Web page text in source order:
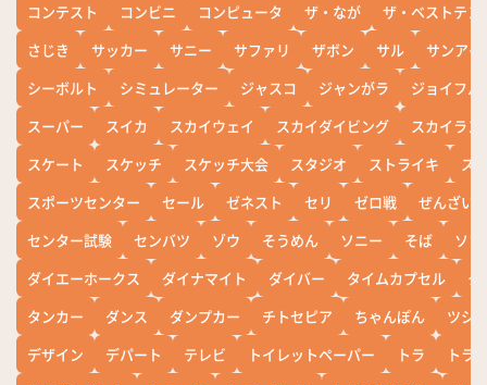
コンテスト
コンビニ コンピュータ ザ・なが
ザ・ベストテン
さじき
サッカー サニー サファリ ザボン サル
サンアイ
シーボルト
シミュレーター ジャスコ ジャンがラ
ジョイフル
スーパー
スイカ スカイウェイ スカイダイビング
スカイラン
スケート
スケッチ スケッチ大会 スタジオ ストライキ
ス
スポーツセンター
セール ゼネスト セリ ゼロ戦
ぜんざい
センター試験
センバツ ゾウ そうめん ソニー そば
ソ
ダイエーホークス
ダイナマイト ダイバー タイムカプセル
タ
タンカー
ダンス ダンプカー チトセピア ちゃんぽん
ツシ
デザイン
デパート テレビ トイレットペーパー トラ
トラ